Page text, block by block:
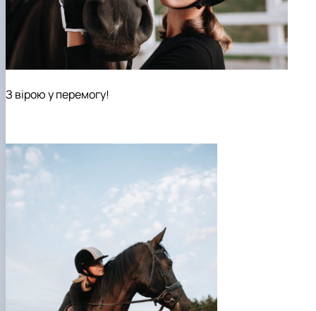
З вірою у перемогу!